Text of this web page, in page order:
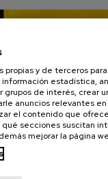
ACTUAL
propias y de terceros
información estadística,
grupos de interés, crear
anuncios relevantes en
el contenido que
secciones suscitan
mejorar la página